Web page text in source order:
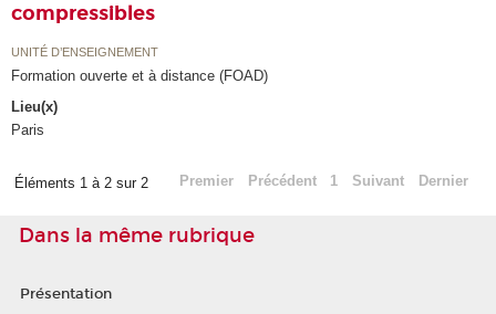
compressibles
UNITÉ D’ENSEIGNEMENT
Formation ouverte et à distance (FOAD)
Lieu(x)
Paris
Éléments 1 à 2 sur 2 Premier Précédent 1 Suivant Dernier
Dans la même rubrique
Présentation